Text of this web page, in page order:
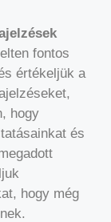
fontos
értékeljük a
hogy
és
hogy még